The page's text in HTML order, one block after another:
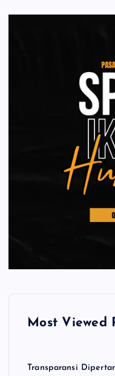
Most Viewed
Transparansi